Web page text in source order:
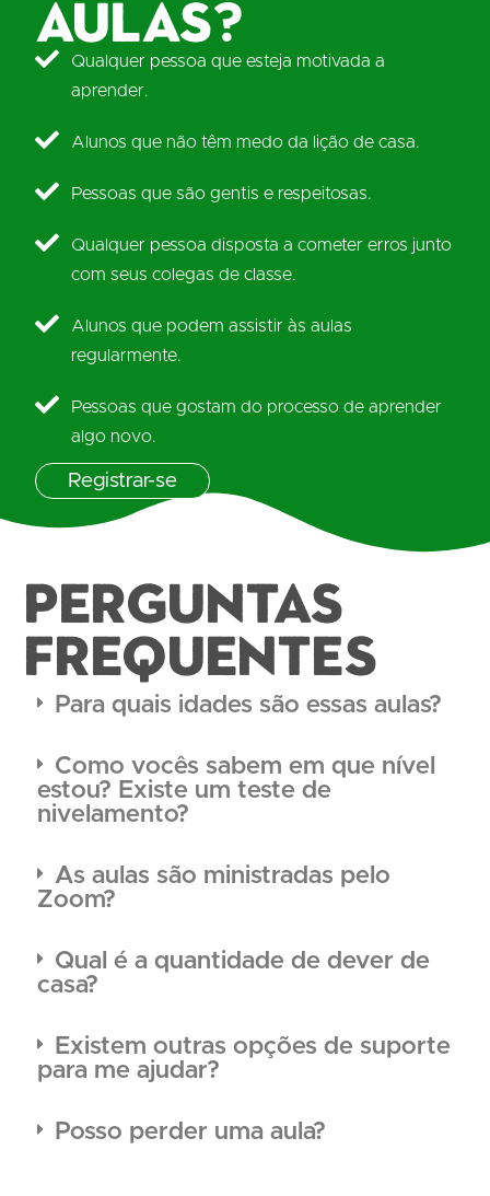
aulas?
Qualquer pessoa que esteja motivada a
aprender.
Alunos que não têm medo da lição de casa.
Pessoas que são gentis e respeitosas.
Qualquer pessoa disposta a cometer erros junto
com seus colegas de classe.
Alunos que podem assistir às aulas
regularmente.
Pessoas que gostam do processo de aprender
algo novo.
Registrar-se
PERGUNTAS
FREQUENTES
Para quais idades são essas aulas?
Como vocês sabem em que nível
estou? Existe um teste de
nivelamento?
As aulas são ministradas pelo
Zoom?
Qual é a quantidade de dever de
casa?
Existem outras opções de suporte
para me ajudar?
Posso perder uma aula?